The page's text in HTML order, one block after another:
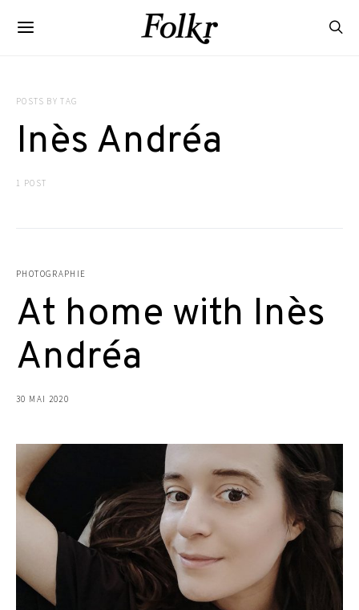
POSTS BY TAG
Inès Andréa
1 POST
PHOTOGRAPHIE
At home with Inès
Andréa
30 MAI 2020